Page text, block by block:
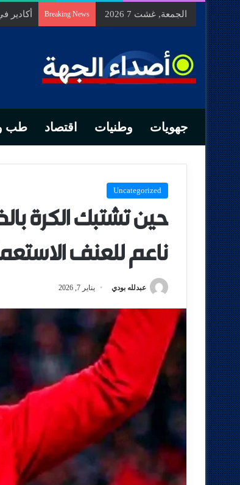
الجمعة, غشت 7 2026 Breaking News السيد
جهويات وطنيات اقتصاد طب
Uncategorized
حين تشتبك الكرة
ناعم للعنف
عبدلله بودي يناير 7, 2026